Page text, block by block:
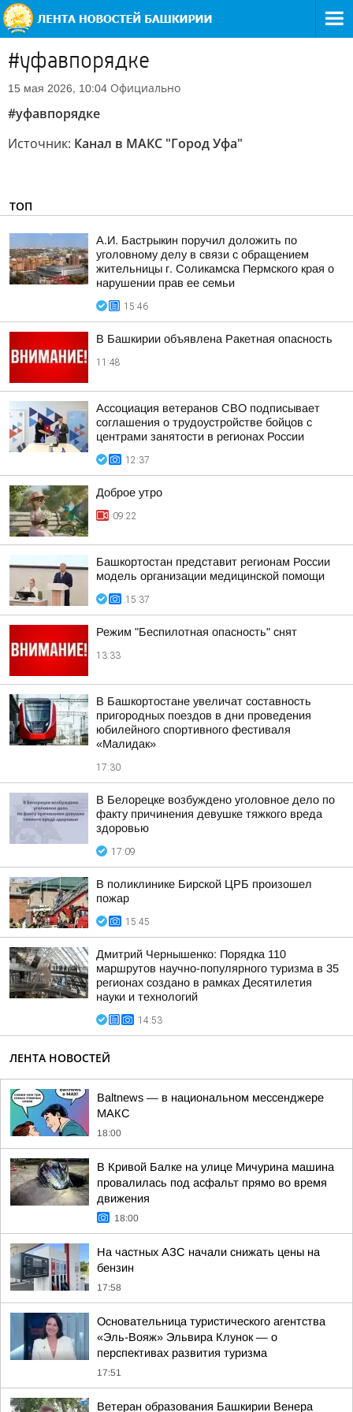
#уфавпорядке
15 мая 2026, 10:04 Официально
#уфавпорядке
Источник: Канал в МАКС "Город Уфа"
ТОП
А.И. Бастрыкин поручил доложить по
уголовному делу в связи с обращением
жительницы г. Соликамска Пермского края о
нарушении прав ее семьи
15:46
В Башкирии объявлена Ракетная опасность
11:48
Ассоциация ветеранов СВО подписывает
соглашения о трудоустройстве бойцов с
центрами занятости в регионах России
12:37
Доброе утро
09:22
Башкортостан представит регионам России
модель организации медицинской помощи
15:37
Режим "Беспилотная опасность" снят
13:33
В Башкортостане увеличат составность
пригородных поездов в дни проведения
юбилейного спортивного фестиваля
«Малидак»
17:30
В Белорецке возбуждено уголовное дело по
факту причинения девушке тяжкого вреда
здоровью
17:09
В поликлинике Бирской ЦРБ произошел
пожар
15:45
Дмитрий Чернышенко: Порядка 110
маршрутов научно-популярного туризма в 35
регионах создано в рамках Десятилетия
науки и технологий
14:53
ЛЕНТА НОВОСТЕЙ
Baltnews — в национальном мессенджере
МАКС
18:00
В Кривой Балке на улице Мичурина машина
провалилась под асфальт прямо во время
движения
18:00
На частных АЗС начали снижать цены на
бензин
17:58
Основательница туристического агентства
«Эль-Вояж» Эльвира Клунок — о
перспективах развития туризма
17:51
Ветеран образования Башкирии Венера